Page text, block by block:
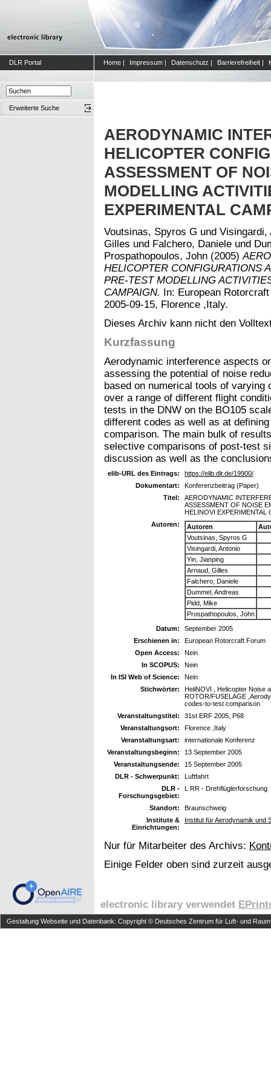
DLR Portal Home | Impressum | Datenschutz | Barrierefreiheit |
Erweiterte Suche
AERODYNAMIC
HELICOPTER
ASSESSMENT OF
MODELLING
EXPERIMENTAL
Voutsinas, Spyros G und Visingardi,
Gilles und Falchero, Daniele und
Prospathopoulos, John (2005)
HELICOPTER CONFIGURATIONS
PRE-TEST MODELLING
CAMPAIGN. In: European
2005-09-15, Florence ,Italy.
Dieses Archiv kann nicht den
Kurzfassung
Aerodynamic interference aspects
assessing the potential of noise
based on numerical tools of
over a range of different flight
tests in the DNW on the BO105
different codes as well as at
comparison. The main bulk of
selective comparisons of post-test
discussion as well as the
elib-URL des Eintrags:
https://elib.dlr.de/19900/
Dokumentart:
Konferenzbeitrag (Paper)
Titel:
AERODYNAMIC
ASSESSMENT OF NOISE
HELINOVI EXPERIMENTAL
Autoren:
Autoren
Voutsinas, Spyros G
Visingardi, Antonio
Yin, Jianping
Arnaud, Gilles
Falchero, Daniele
Dummel, Andreas
Pidd, Mike
Prospathopoulos, John
Datum:
September 2005
Erschienen in:
European Rotorcraft Forum
Open Access:
Nein
In SCOPUS:
Nein
In ISI Web of Science:
Nein
Stichwörter:
HeliNOVI , Helicopter Noise
ROTOR/FUSELAGE
codes-to-test comparison
Veranstaltungstitel:
31st ERF 2005, P68
Veranstaltungsort:
Florence ,Italy
Veranstaltungsart:
internationale Konferenz
Veranstaltungsbeginn:
13 September 2005
Veranstaltungsende:
15 September 2005
DLR - Schwerpunkt:
Luftfahrt
DLR -
Forschungsgebiet:
L RR - Drehflüglerforschung
Standort:
Braunschweig
Institute &
Einrichtungen:
Institut für Aerodynamik und
Nur für Mitarbeiter des Archivs:
Einige Felder oben sind zurzeit
electronic library verwendet
Gestaltung Webseite und Datenbank: Copyright © Deutsches Zentrum für Luft- und